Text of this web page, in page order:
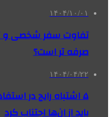
۱۴۰۴/۱۰/۰۱
تفاوت سفر شخصی و
صرفه تر است؟
۱۴۰۴/۰۴/۲۲
۵ اشتباه رایج در
باید از ان‌ها اجتناب کرد